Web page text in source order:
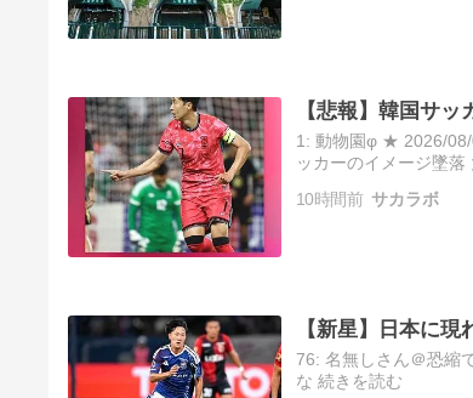
【悲報】韓国サ
1: 動物園φ ★ 2026/08/
ッカーのイメージ墜落
10時間前 サカラボ
【新星】日本に
76: 名無しさん＠恐縮
な 続きを読む